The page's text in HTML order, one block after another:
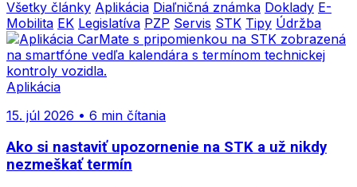
Všetky články Aplikácia Diaľničná známka Doklady E-
Mobilita EK Legislatíva PZP Servis STK Tipy Údržba
Aplikácia
15. júl 2026 • 6 min čítania
Ako si nastaviť upozornenie na STK a už nikdy
nezmeškať termín